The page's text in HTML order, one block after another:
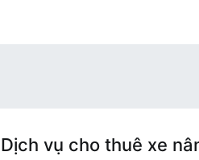
Dịch vụ cho thuê xe